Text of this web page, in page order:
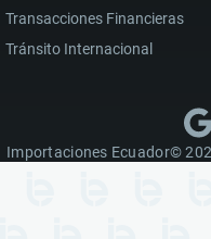
Transacciones Financieras
Tránsito Internacional
Importaciones Ecuador©